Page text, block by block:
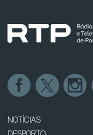
NOTÍCIAS